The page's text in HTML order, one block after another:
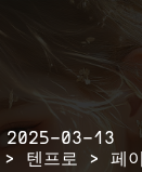
2025-03-13
> 텐프로 > 페